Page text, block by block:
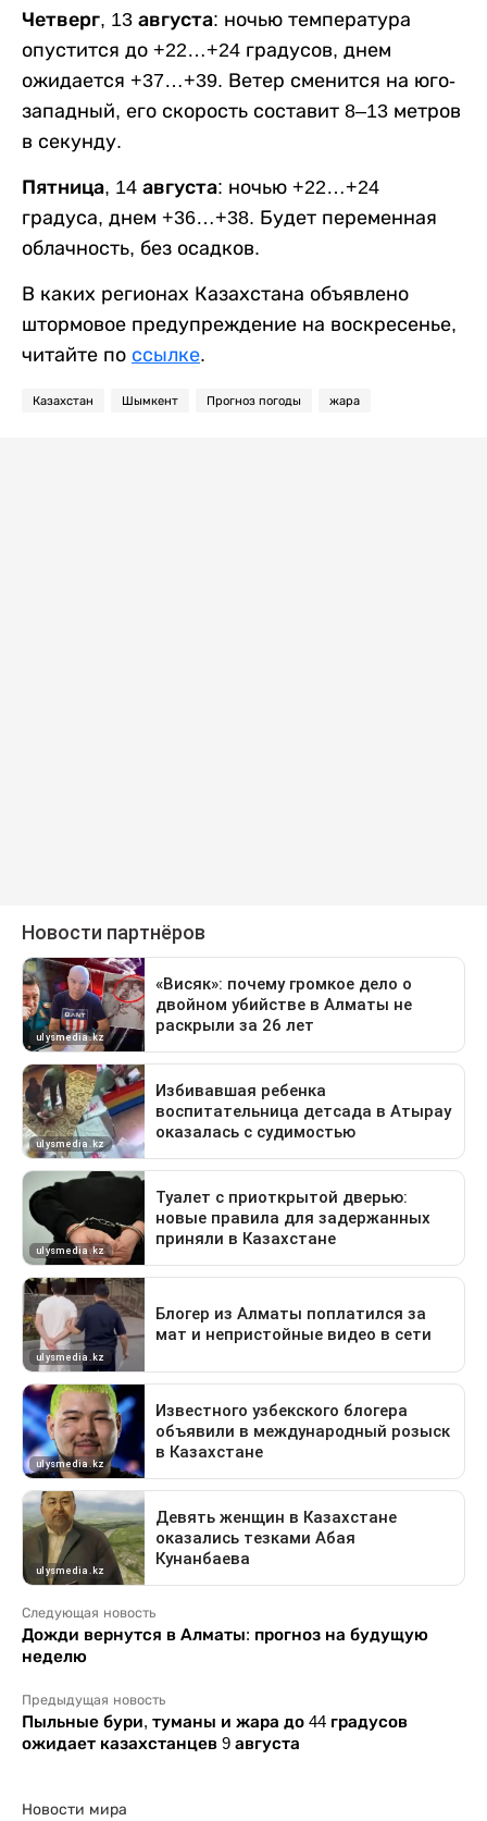
Четверг, 13 августа: ночью температура
опустится до +22…+24 градусов, днем
ожидается +37…+39. Ветер сменится на юго-
западный, его скорость составит 8–13 метров
в секунду.
Пятница, 14 августа: ночью +22…+24
градуса, днем +36…+38. Будет переменная
облачность, без осадков.
В каких регионах Казахстана объявлено
штормовое предупреждение на воскресенье,
читайте по ссылке.
Казахстан Шымкент Прогноз погоды жара
Следующая новость
Дожди вернутся в Алматы: прогноз на будущую
неделю
Предыдущая новость
Пыльные бури, туманы и жара до 44 градусов
ожидает казахстанцев 9 августа
Новости мира